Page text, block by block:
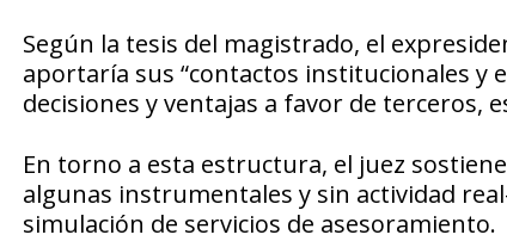
Según la tesis del magistrado, el
aportaría sus “contactos institucionales y
decisiones y ventajas a favor de terceros,
En torno a esta estructura, el juez
algunas instrumentales y sin actividad
simulación de servicios de asesoramiento.